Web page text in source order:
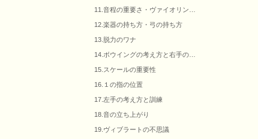
11.音程の重要さ・ヴァイオリン…
12.楽器の持ち方・弓の持ち方
13.脱力のワナ
14.ボウイングの考え方と右手の…
15.スケールの重要性
16.１の指の位置
17.左手の考え方と訓練
18.音の立ち上がり
19.ヴィブラートの不思議